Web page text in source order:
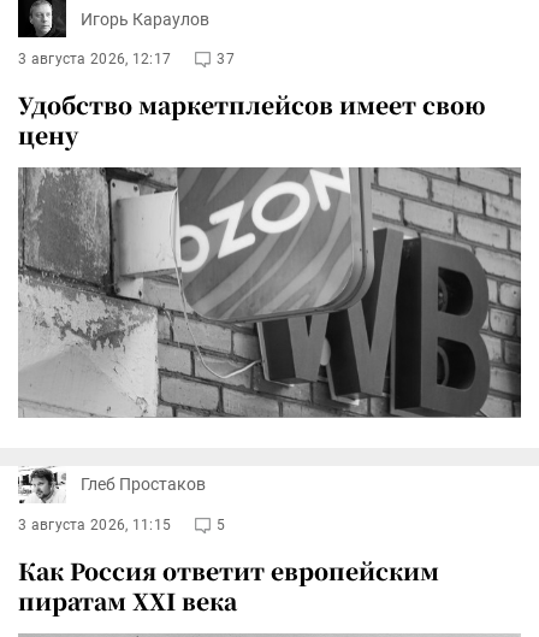
Игорь Караулов
3 августа 2026, 12:17 37
Удобство маркетплейсов имеет свою
цену
Глеб Простаков
3 августа 2026, 11:15 5
Как Россия ответит европейским
пиратам XXI века